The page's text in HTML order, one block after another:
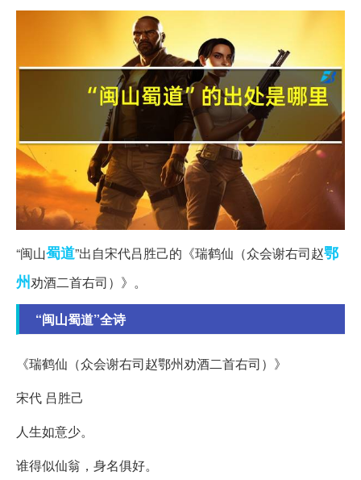
“闽山蜀道”出自宋代吕胜己的《瑞鹤仙（众会谢右司赵鄂
州劝酒二首右司）》。
“闽山蜀道”全诗
《瑞鹤仙（众会谢右司赵鄂州劝酒二首右司）》
宋代 吕胜己
人生如意少。
谁得似仙翁，身名俱好。